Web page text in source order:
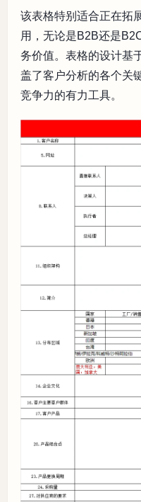
该表格特别适合正在拓
用，无论是B2B还是
务价值。表格的设计基
盖了客户分析的各个关
竞争力的有力工具。